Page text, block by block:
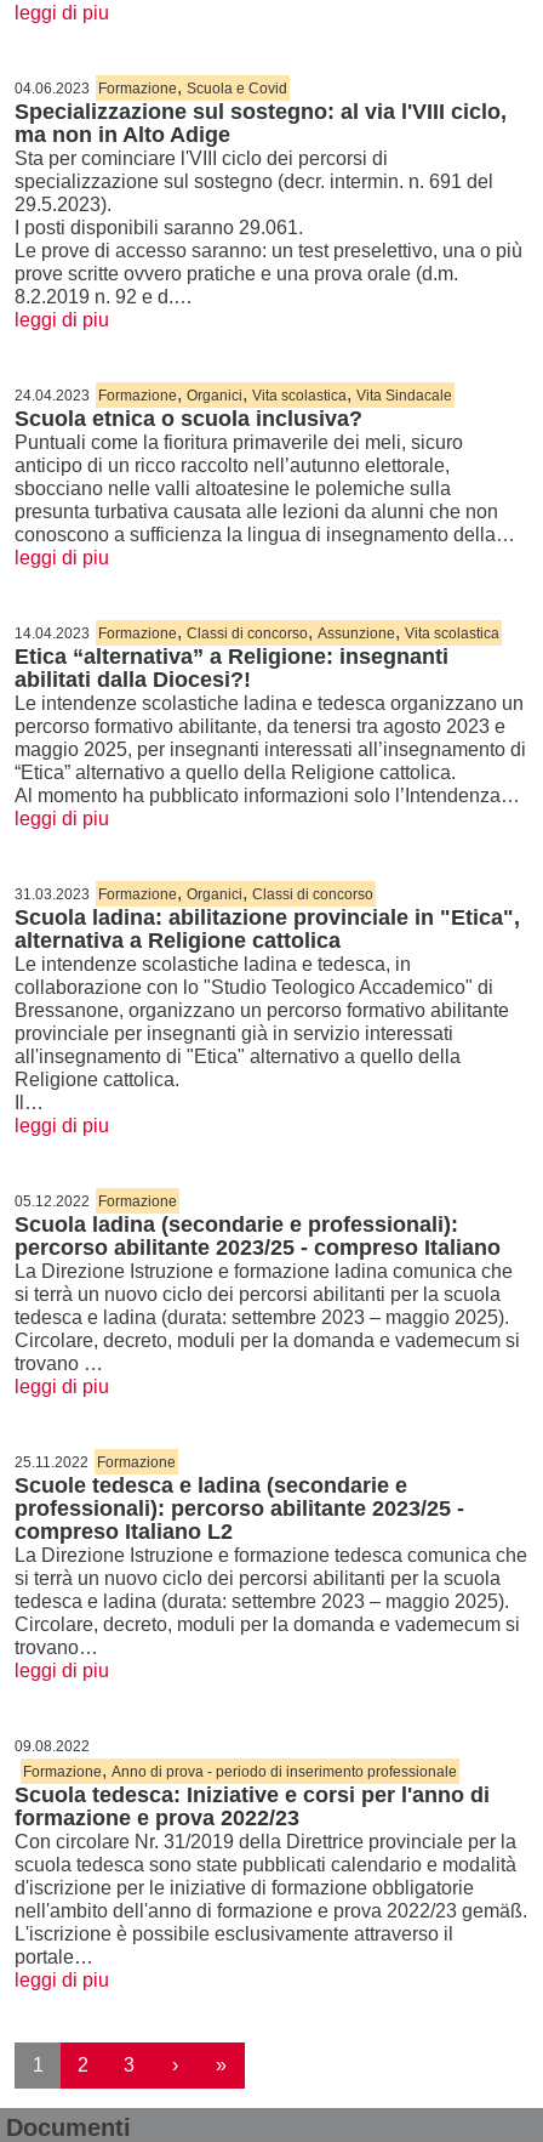
leggi di piu
04.06.2023 Formazione, Scuola e Covid
Specializzazione sul sostegno: al via l'VIII ciclo,
ma non in Alto Adige
Sta per cominciare l'VIII ciclo dei percorsi di
specializzazione sul sostegno (decr. intermin. n. 691 del
29.5.2023).
I posti disponibili saranno 29.061.
Le prove di accesso saranno: un test preselettivo, una o più
prove scritte ovvero pratiche e una prova orale (d.m.
8.2.2019 n. 92 e d.…
leggi di piu
24.04.2023 Formazione, Organici, Vita scolastica, Vita Sindacale
Scuola etnica o scuola inclusiva?
Puntuali come la fioritura primaverile dei meli, sicuro
anticipo di un ricco raccolto nell’autunno elettorale,
sbocciano nelle valli altoatesine le polemiche sulla
presunta turbativa causata alle lezioni da alunni che non
conoscono a sufficienza la lingua di insegnamento della…
leggi di piu
14.04.2023 Formazione, Classi di concorso, Assunzione, Vita scolastica
Etica “alternativa” a Religione: insegnanti
abilitati dalla Diocesi?!
Le intendenze scolastiche ladina e tedesca organizzano un
percorso formativo abilitante, da tenersi tra agosto 2023 e
maggio 2025, per insegnanti interessati all’insegnamento di
“Etica” alternativo a quello della Religione cattolica.
Al momento ha pubblicato informazioni solo l’Intendenza…
leggi di piu
31.03.2023 Formazione, Organici, Classi di concorso
Scuola ladina: abilitazione provinciale in "Etica",
alternativa a Religione cattolica
Le intendenze scolastiche ladina e tedesca, in
collaborazione con lo "Studio Teologico Accademico" di
Bressanone, organizzano un percorso formativo abilitante
provinciale per insegnanti già in servizio interessati
all'insegnamento di "Etica" alternativo a quello della
Religione cattolica.
Il…
leggi di piu
05.12.2022 Formazione
Scuola ladina (secondarie e professionali):
percorso abilitante 2023/25 - compreso Italiano
La Direzione Istruzione e formazione ladina comunica che
si terrà un nuovo ciclo dei percorsi abilitanti per la scuola
tedesca e ladina (durata: settembre 2023 – maggio 2025).
Circolare, decreto, moduli per la domanda e vademecum si
trovano …
leggi di piu
25.11.2022 Formazione
Scuole tedesca e ladina (secondarie e
professionali): percorso abilitante 2023/25 -
compreso Italiano L2
La Direzione Istruzione e formazione tedesca comunica che
si terrà un nuovo ciclo dei percorsi abilitanti per la scuola
tedesca e ladina (durata: settembre 2023 – maggio 2025).
Circolare, decreto, moduli per la domanda e vademecum si
trovano…
leggi di piu
09.08.2022
Formazione, Anno di prova - periodo di inserimento professionale
Scuola tedesca: Iniziative e corsi per l'anno di
formazione e prova 2022/23
Con circolare Nr. 31/2019 della Direttrice provinciale per la
scuola tedesca sono state pubblicati calendario e modalità
d'iscrizione per le iniziative di formazione obbligatorie
nell'ambito dell'anno di formazione e prova 2022/23 gemäß.
L'iscrizione è possibile esclusivamente attraverso il
portale…
leggi di piu
Paginazione
1 2 3 ›Pagina successiva
»Ultima pagina
Documenti